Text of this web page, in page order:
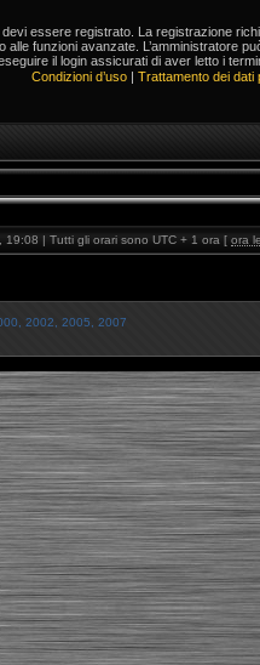
devi essere registrato. La registrazione
alle funzioni avanzate. L’amministratore
il login assicurati di aver letto i
Condizioni d’uso| Trattamento dei dati
| Tutti gli orari sono UTC + 1 ora [ ora
2002, 2005, 2007